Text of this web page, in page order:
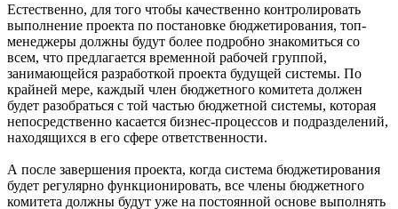
Естественно, для того чтобы качественно контролировать
выполнение проекта по постановке бюджетирования, топ-
менеджеры должны будут более подробно знакомиться со
всем, что предлагается временной рабочей группой,
занимающейся разработкой проекта будущей системы. По
крайней мере, каждый член бюджетного комитета должен
будет разобраться с той частью бюджетной системы, которая
непосредственно касается бизнес-процессов и подразделений,
находящихся в его сфере ответственности.
А после завершения проекта, когда система бюджетирования
будет регулярно функционировать, все члены бюджетного
комитета должны будут уже на постоянной основе выполнять